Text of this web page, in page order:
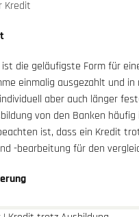
Kredit
die geläufigste Form für
einmalig ausgezahlt und
aber auch länger
von den Banken
ist, dass ein Kredit
-bearbeitung für den